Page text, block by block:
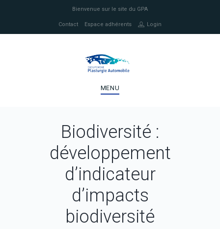
Bienvenue sur le site du GPA
Contact Espace adhérents Login
MENU
Biodiversité :
développement
d’indicateur
d’impacts
biodiversité